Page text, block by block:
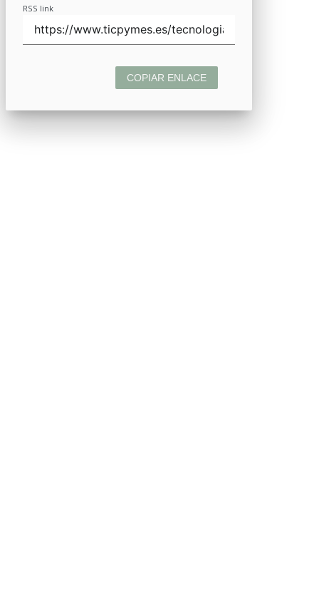
RSS link
COPIAR ENLACE